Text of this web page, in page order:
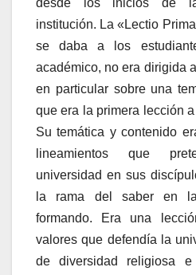
desde los inicios de
institución. La «Lectio
se daba a los
académico, no era dirigida
en particular sobre una
que era la primera lección
Su temática y contenido
lineamientos que
universidad en sus
la rama del saber en
formando. Era una
valores que defendía la
de diversidad religiosa